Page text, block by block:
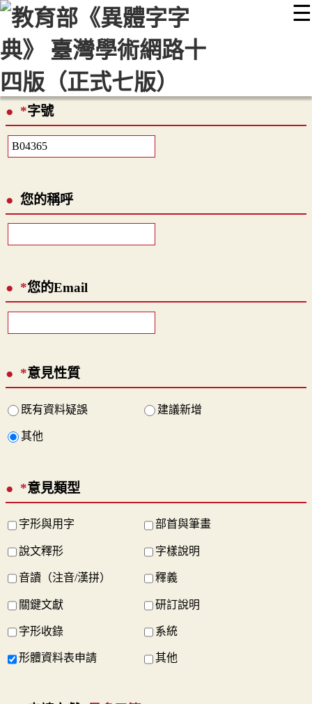
☰
::: 最新消息 常見問題 編輯說明
顯示模式
網站導覽
*字號
您的稱呼
*您的Email
*意見性質
既有資料疑誤 建議新增
其他
*意見類型
字形與用字 部首與筆畫
說文釋形 字樣說明
音讀（注音/漢拼） 釋義
關鍵文獻 研訂說明
字形收錄 系統
形體資料表申請 其他